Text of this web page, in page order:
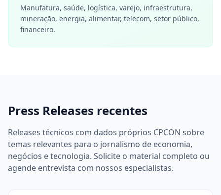
Manufatura, saúde, logística, varejo, infraestrutura,
mineração, energia, alimentar, telecom, setor público,
financeiro.
Press Releases recentes
Releases técnicos com dados próprios CPCON sobre
temas relevantes para o jornalismo de economia,
negócios e tecnologia. Solicite o material completo ou
agende entrevista com nossos especialistas.